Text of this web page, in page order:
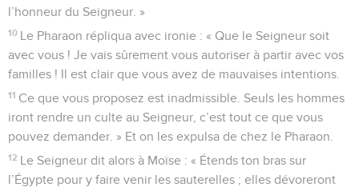
l’honneur du Seigneur. »
10 Le Pharaon répliqua avec ironie : « Que le Seigneur soit
avec vous ! Je vais sûrement vous autoriser à partir avec vos
familles ! Il est clair que vous avez de mauvaises intentions.
11 Ce que vous proposez est inadmissible. Seuls les hommes
iront rendre un culte au Seigneur, c’est tout ce que vous
pouvez demander. » Et on les expulsa de chez le Pharaon.
12 Le Seigneur dit alors à Moïse : « Étends ton bras sur
l’Égypte pour y faire venir les sauterelles ; elles dévoreront